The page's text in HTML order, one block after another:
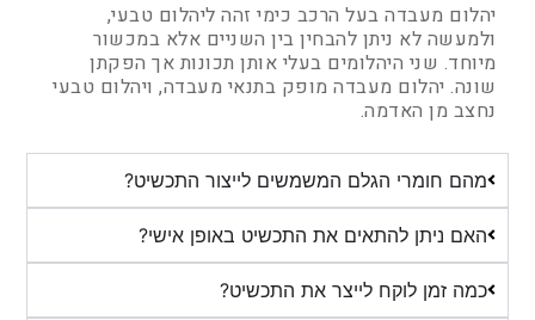
יהלום מעבדה בעל הרכב כימי זהה ליהלום טבעי,
ולמעשה לא ניתן להבחין בין השניים אלא במכשור
מיוחד. שני היהלומים בעלי אותן תכונות אך הפקתן
שונה. יהלום מעבדה מופק בתנאי מעבדה, ויהלום טבעי
נחצב מן האדמה.
מהם חומרי הגלם המשמשים לייצור התכשיט?
האם ניתן להתאים את התכשיט באופן אישי?
כמה זמן לוקח לייצר את התכשיט?